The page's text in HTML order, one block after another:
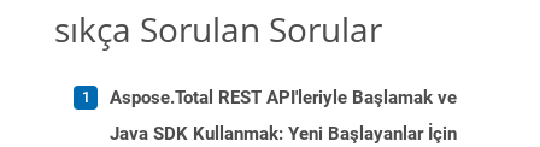
sıkça Sorulan Sorular
Aspose.Total REST API'leriyle Başlamak ve
Java SDK Kullanmak: Yeni Başlayanlar İçin